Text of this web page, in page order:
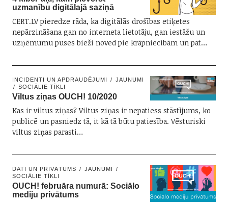
uzmanību digitālajā saziņā
CERT.LV pieredze rāda, ka digitālās drošības etiķetes
nepārzināšana gan no interneta lietotāju, gan iestāžu un
uzņēmumu puses bieži noved pie krāpniecībām un pat…
INCIDENTI UN APDRAUDĒJUMI
JAUNUMI
SOCIĀLIE TĪKLI
Viltus ziņas OUCH! 10/2020
Kas ir viltus ziņas? Viltus ziņas ir nepatiess stāstījums, ko
publicē un pasniedz tā, it kā tā būtu patiesība. Vēsturiski
viltus ziņas parasti…
DATI UN PRIVĀTUMS
JAUNUMI
SOCIĀLIE TĪKLI
OUCH! februāra numurā: Sociālo
mediju privātums